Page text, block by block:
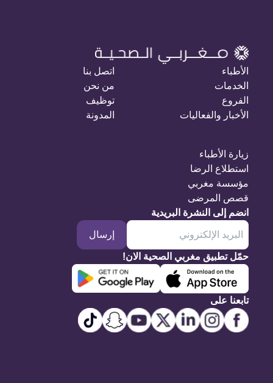
الأطباء
الخدمات
الفروع
الأخبار والفعاليات
اتصل بنا
من نحن
توظيف
المدونة
زيارة الأطباء
استطلاع الرضا
مؤسسة مغربي
قصص المرضى
انضم إلى النشرة البريدية
إرسال
حمّل تطبيق مغربي الصحية الان!
تابعنا على